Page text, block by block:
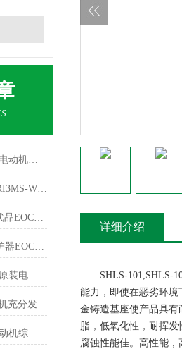
EOCRi3DM-WRDUHZ施耐德电动机保护器技术说明
EOCR-I3DM-WRDUHZ/EOCRI3MS-WRDUHZ施耐德原装电动机保护器简介
EOCR-I3MS电动机保护器替代品EOCR-i3DM特点
EOCR-i3DM施耐德电动机保护器EOCRi3DM-WRDUHZ产品简介
EOCRi3DM-WRDUHZ施耐德原装电动机保护器特点
EOCR电动机保护器能使电动机充分发挥过载能力，又能免于损坏
EOCR-3E420-WRZ7施耐德电动机综合保护器选型指南
详细介绍
SHLS-101,SHLS-
能力，即使在恶劣环
金铸造基座使产品具
脂，低氧化性，耐挥
腐蚀性能佳。高性能